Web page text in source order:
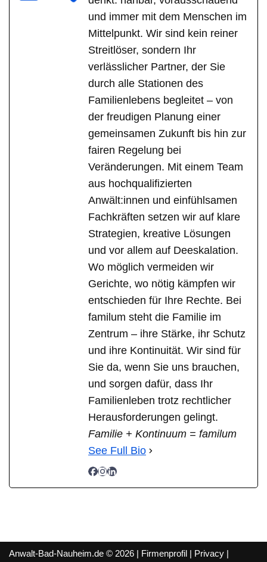
und immer mit dem Menschen im
Mittelpunkt. Wir sind kein reiner
Streitlöser, sondern Ihr
verlässlicher Partner, der Sie
durch alle Stationen des
Familienlebens begleitet – von
der freudigen Planung einer
gemeinsamen Zukunft bis hin zur
fairen Regelung bei
Veränderungen. Mit einem Team
aus hochqualifizierten
Anwält:innen und einfühlsamen
Fachkräften setzen wir auf klare
Strategien, kreative Lösungen
und vor allem auf Deeskalation.
Wo möglich vermeiden wir
Gerichte, wo nötig kämpfen wir
entschieden für Ihre Rechte. Bei
familum steht die Familie im
Zentrum – ihre Stärke, ihr Schutz
und ihre Kontinuität. Wir sind für
Sie da, wenn Sie uns brauchen,
und sorgen dafür, dass Ihr
Familienleben trotz rechtlicher
Herausforderungen gelingt.
Familie + Kontinuum = familum
See Full Bio
Anwalt-Bad-Nauheim.de © 2026 | Firmenprofil | Privacy |